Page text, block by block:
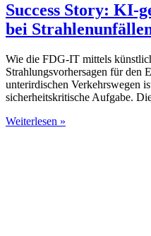
Success Story: KI-
bei
Wie die FDG-IT mittels
Strahlungsvorhersagen für den
unterirdischen Verkehrswegen
sicherheitskritische Aufgabe.
Weiterlesen »